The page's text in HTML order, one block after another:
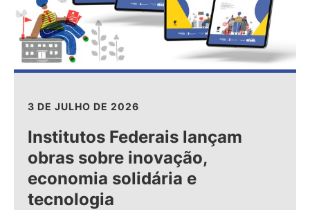
3 DE JULHO DE 2026
Institutos Federais lançam
obras sobre inovação,
economia solidária e
tecnologia